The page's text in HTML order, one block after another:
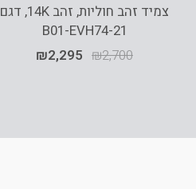
צמיד זהב חוליות, זהב 14K, דגם
B01-EVH74-21
₪2,700
₪2,295